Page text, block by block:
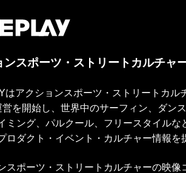
ンスポーツ・ストリートカルチャ
はアクションスポーツ・ストリートカ
を開始し、世界中のサーフィン、ダン
ミング、パルクール、フリースタイル
ロダクト・イベント・カルチャー情報を
スポーツ・ストリートカルチャーの映